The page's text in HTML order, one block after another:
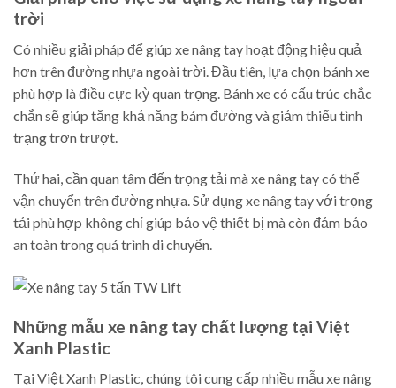
trời
Có nhiều giải pháp để giúp xe nâng tay hoạt động hiệu quả
hơn trên đường nhựa ngoài trời. Đầu tiên, lựa chọn bánh xe
phù hợp là điều cực kỳ quan trọng. Bánh xe có cấu trúc chắc
chắn sẽ giúp tăng khả năng bám đường và giảm thiểu tình
trạng trơn trượt.
Thứ hai, cần quan tâm đến trọng tải mà xe nâng tay có thể
vận chuyển trên đường nhựa. Sử dụng xe nâng tay với trọng
tải phù hợp không chỉ giúp bảo vệ thiết bị mà còn đảm bảo
an toàn trong quá trình di chuyển.
Những mẫu xe nâng tay chất lượng tại Việt
Xanh Plastic
Tại Việt Xanh Plastic, chúng tôi cung cấp nhiều mẫu xe nâng